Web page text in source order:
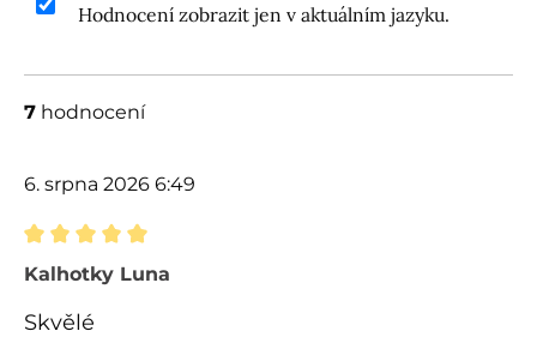
Hodnocení zobrazit jen v aktuálním jazyku.
7 hodnocení
6. srpna 2026 6:49
Recenze s hodnocením 5 z 5 hvězd
Kalhotky Luna
Skvělé